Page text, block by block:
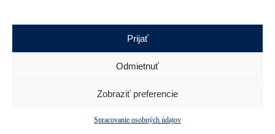
Prijať
Odmietnuť
Zobraziť preferencie
Spracovanie osobných údajov
6.9.2022 - Leadership a spolupodnikanie v podniku
8.11.2022 - Baťove princípy pre dnešný svet